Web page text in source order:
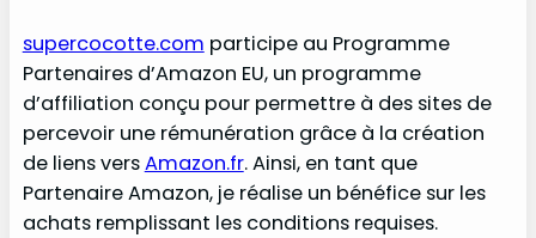
supercocotte.com participe au Programme
Partenaires d’Amazon EU, un programme
d’affiliation conçu pour permettre à des sites de
percevoir une rémunération grâce à la création
de liens versAmazon.fr. Ainsi, en tant que
Partenaire Amazon, je réalise un bénéfice sur les
achats remplissant les conditions requises.